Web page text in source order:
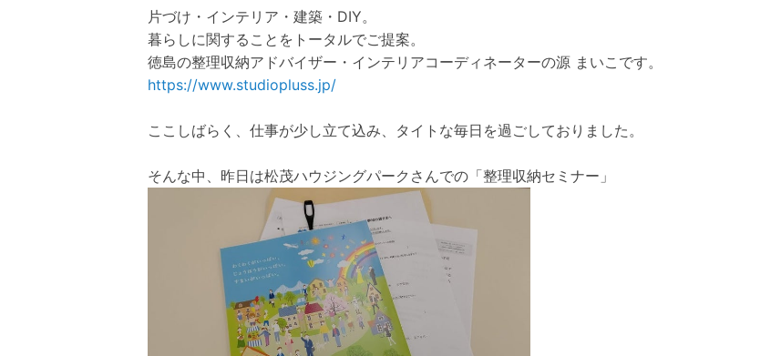
片づけ・インテリア・建築・DIY。
暮らしに関することをトータルでご提案。
徳島の整理収納アドバイザー・インテリアコーディネーターの源 まいこです。
https://www.studiopluss.jp/
ここしばらく、仕事が少し立て込み、タイトな毎日を過ごしておりました。
そんな中、昨日は松茂ハウジングパークさんでの「整理収納セミナー」